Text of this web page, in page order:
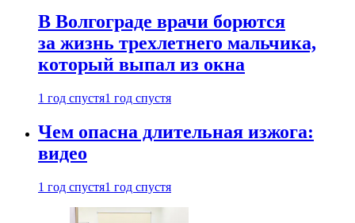
В Волгограде врачи борются
за жизнь трехлетнего мальчика,
который выпал из окна
1 год спустя1 год спустя
Чем опасна длительная изжога:
видео
1 год спустя1 год спустя